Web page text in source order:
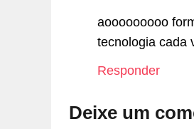
aooooooooo
tecnologia cada
Responder
Deixe um